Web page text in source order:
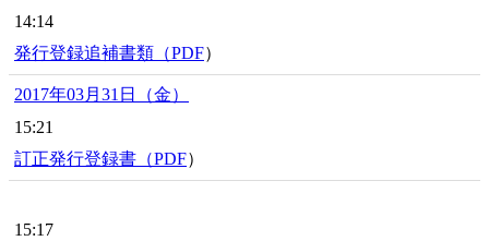
14:14
発行登録追補書類（PDF）
2017年03月31日（金）
15:21
訂正発行登録書（PDF）
15:17